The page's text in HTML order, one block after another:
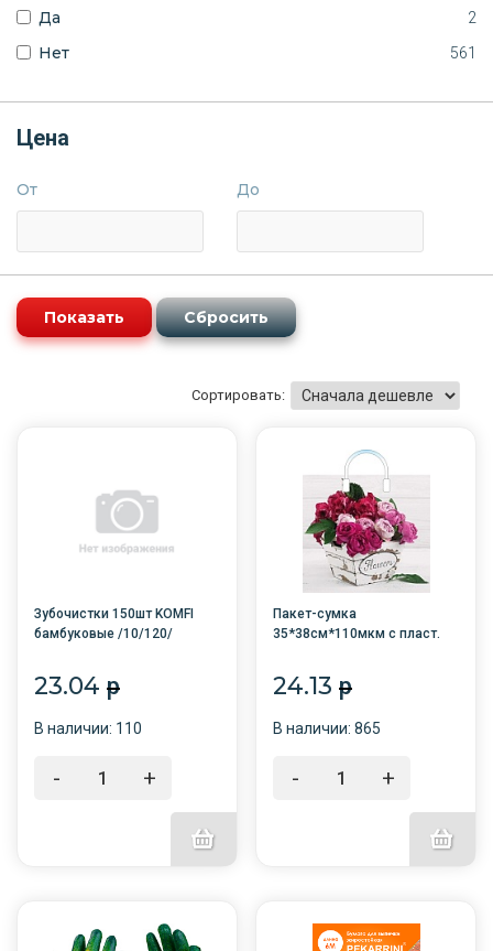
Да 2
Нет 561
Цена
От До
Сортировать:
Зубочистки 150шт KOMFI
бамбуковые /10/120/
23.04 p
В наличии: 110
- +
Пакет-сумка
35*38см*110мкм с пласт.
24.13p
В наличии: 865
- +